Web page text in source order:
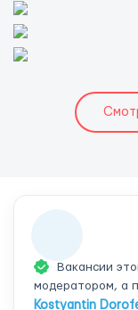
Вакансии
модератором, а
Kostyantin